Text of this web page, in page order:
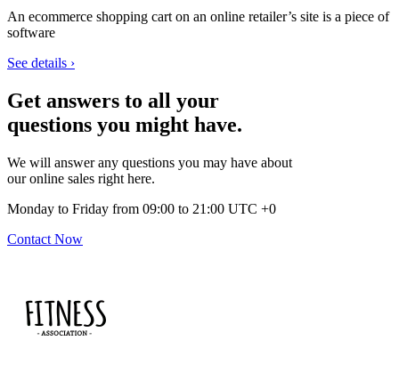
An ecommerce shopping cart on an online retailer’s site is a piece of
software
See details ›
Get answers to all your
questions you might have.
We will answer any questions you may have about
our online sales right here.
Monday to Friday from 09:00 to 21:00 UTC +0
Contact Now